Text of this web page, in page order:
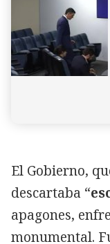
El Gobierno,
descartaba “
apagones,
monumental.